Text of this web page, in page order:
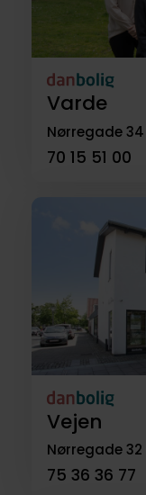
Varde
Nørregade 34
70 15 51 00
Vejen
Nørregade 32
75 36 36 77